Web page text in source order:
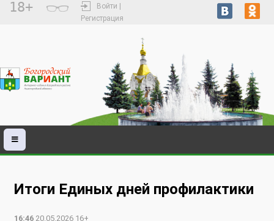
18+
Войти |
Регистрация
Итоги Единых дней профилактики
16:46 20.05.2026 16+